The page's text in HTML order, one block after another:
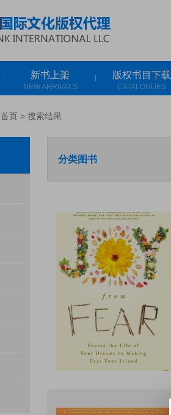
新书上架
NEW ARRIVALS
版权书目下载
CATALOGUES
首页 > 搜索结果
分类图书